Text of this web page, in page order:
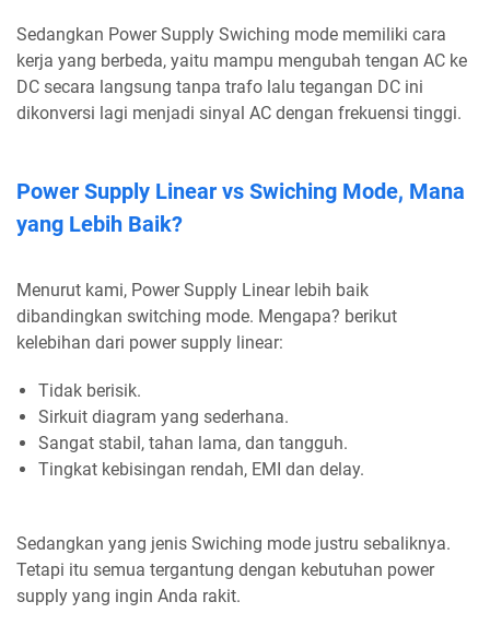
Sedangkan Power Supply Swiching mode memiliki cara
kerja yang berbeda, yaitu mampu mengubah tengan AC ke
DC secara langsung tanpa trafo lalu tegangan DC ini
dikonversi lagi menjadi sinyal AC dengan frekuensi tinggi.
Power Supply Linear vs Swiching Mode, Mana
yang Lebih Baik?
Menurut kami, Power Supply Linear lebih baik
dibandingkan switching mode. Mengapa? berikut
kelebihan dari power supply linear:
Tidak berisik.
Sirkuit diagram yang sederhana.
Sangat stabil, tahan lama, dan tangguh.
Tingkat kebisingan rendah, EMI dan delay.
Sedangkan yang jenis Swiching mode justru sebaliknya.
Tetapi itu semua tergantung dengan kebutuhan power
supply yang ingin Anda rakit.